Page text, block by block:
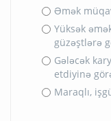
Əmək
Yüksək
güzəştlərə
Gələcək
etdiyinə
Maraqlı,